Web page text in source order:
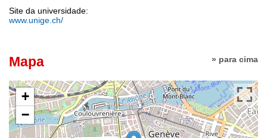
Site da universidade:
www.unige.ch/
» para cima
Mapa
+
−